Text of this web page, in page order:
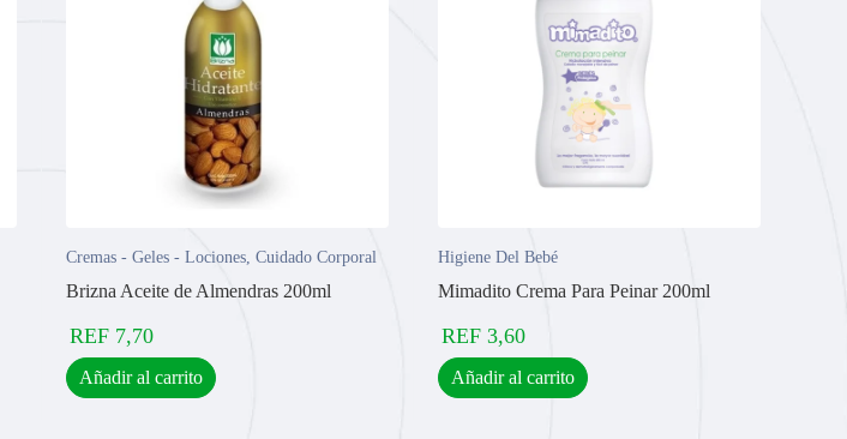
Cremas - Geles - Lociones Cuidado Corporal
Brizna Aceite de Almendras 200ml
REF 7,70
Añadir al carrito
Higiene Del Bebé
Mimadito Crema Para Peinar 200ml
REF 3,60
Añadir al carrito